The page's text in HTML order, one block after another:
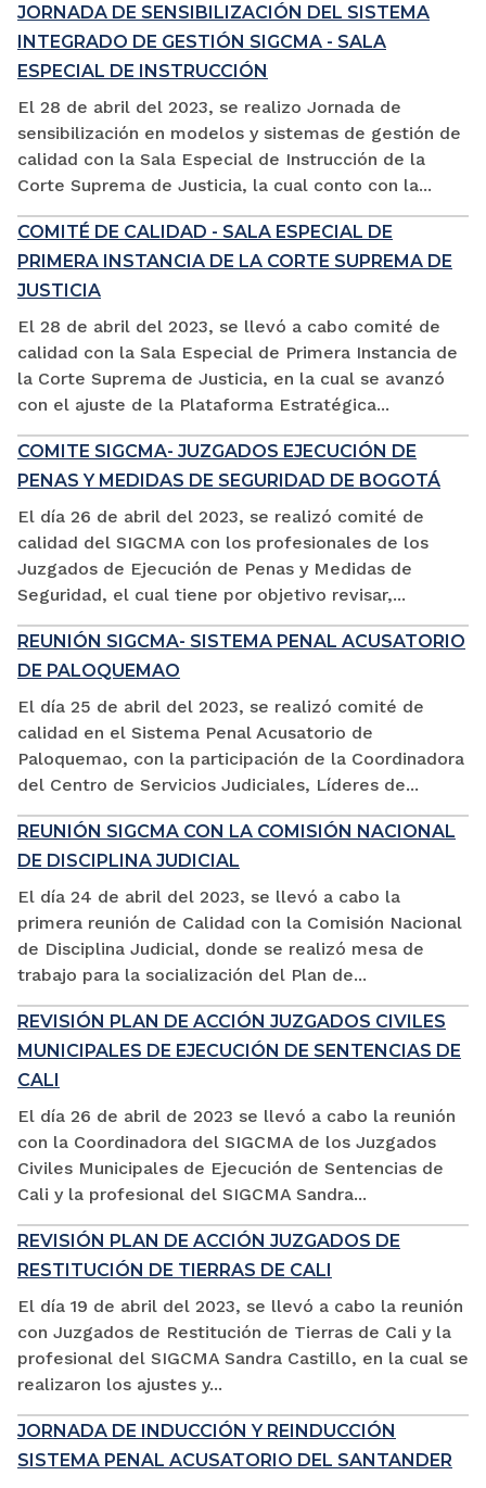
JORNADA DE SENSIBILIZACIÓN DEL SISTEMA
INTEGRADO DE GESTIÓN SIGCMA - SALA
ESPECIAL DE INSTRUCCIÓN
El 28 de abril del 2023, se realizo Jornada de
sensibilización en modelos y sistemas de gestión de
calidad con la Sala Especial de Instrucción de la
Corte Suprema de Justicia, la cual conto con la...
COMITÉ DE CALIDAD - SALA ESPECIAL DE
PRIMERA INSTANCIA DE LA CORTE SUPREMA DE
JUSTICIA
El 28 de abril del 2023, se llevó a cabo comité de
calidad con la Sala Especial de Primera Instancia de
la Corte Suprema de Justicia, en la cual se avanzó
con el ajuste de la Plataforma Estratégica...
COMITE SIGCMA- JUZGADOS EJECUCIÓN DE
PENAS Y MEDIDAS DE SEGURIDAD DE BOGOTÁ
El día 26 de abril del 2023, se realizó comité de
calidad del SIGCMA con los profesionales de los
Juzgados de Ejecución de Penas y Medidas de
Seguridad, el cual tiene por objetivo revisar,...
REUNIÓN SIGCMA- SISTEMA PENAL ACUSATORIO
DE PALOQUEMAO
El día 25 de abril del 2023, se realizó comité de
calidad en el Sistema Penal Acusatorio de
Paloquemao, con la participación de la Coordinadora
del Centro de Servicios Judiciales, Líderes de...
REUNIÓN SIGCMA CON LA COMISIÓN NACIONAL
DE DISCIPLINA JUDICIAL
El día 24 de abril del 2023, se llevó a cabo la
primera reunión de Calidad con la Comisión Nacional
de Disciplina Judicial, donde se realizó mesa de
trabajo para la socialización del Plan de...
REVISIÓN PLAN DE ACCIÓN JUZGADOS CIVILES
MUNICIPALES DE EJECUCIÓN DE SENTENCIAS DE
CALI
El día 26 de abril de 2023 se llevó a cabo la reunión
con la Coordinadora del SIGCMA de los Juzgados
Civiles Municipales de Ejecución de Sentencias de
Cali y la profesional del SIGCMA Sandra...
REVISIÓN PLAN DE ACCIÓN JUZGADOS DE
RESTITUCIÓN DE TIERRAS DE CALI
El día 19 de abril del 2023, se llevó a cabo la reunión
con Juzgados de Restitución de Tierras de Cali y la
profesional del SIGCMA Sandra Castillo, en la cual se
realizaron los ajustes y...
JORNADA DE INDUCCIÓN Y REINDUCCIÓN
SISTEMA PENAL ACUSATORIO DEL SANTANDER